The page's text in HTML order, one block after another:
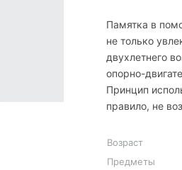
Памятка в
не только
двухлетнего
опорно-
Принцип
правило, не
Возраст
Предметы